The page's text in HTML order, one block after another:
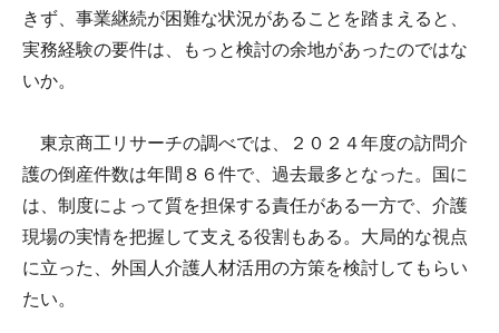
きず、事業継続が困難な状況があることを踏まえると、
実務経験の要件は、もっと検討の余地があったのではな
いか。
東京商工リサーチの調べでは、２０２４年度の訪問介
護の倒産件数は年間８６件で、過去最多となった。国に
は、制度によって質を担保する責任がある一方で、介護
現場の実情を把握して支える役割もある。大局的な視点
に立った、外国人介護人材活用の方策を検討してもらい
たい。